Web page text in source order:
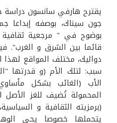
يقترح هارفي سانسون دراسة
جون سيناك، بوصفه إبداعا
بوضوح في " مرجعية
قائما بين الشرق و الغرب".
دواليك، مختلف المواقع لهذا
سبب: لتلك الأم (و قدرتها
الأب (الغائب بشكل
المحمولة تُضيف للغز الأصل
(برمزيته الثقافية و
يتحملها خصوصا يحي